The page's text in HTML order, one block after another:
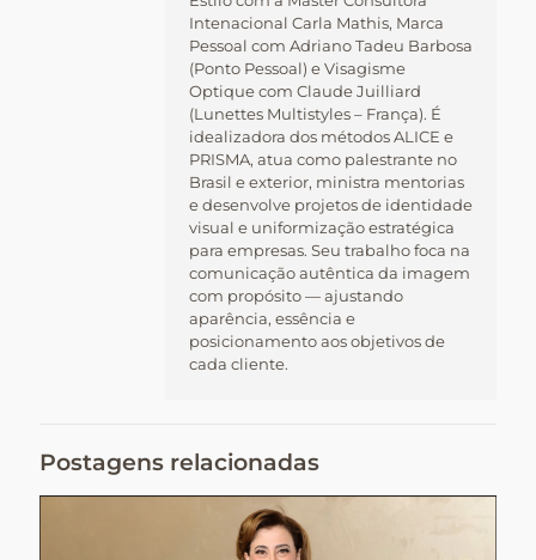
Intenacional Carla Mathis, Marca
Pessoal com Adriano Tadeu Barbosa
(Ponto Pessoal) e Visagisme
Optique com Claude Juilliard
(Lunettes Multistyles – França). É
idealizadora dos métodos ALICE e
PRISMA, atua como palestrante no
Brasil e exterior, ministra mentorias
e desenvolve projetos de identidade
visual e uniformização estratégica
para empresas. Seu trabalho foca na
comunicação autêntica da imagem
com propósito — ajustando
aparência, essência e
posicionamento aos objetivos de
cada cliente.
Postagens relacionadas